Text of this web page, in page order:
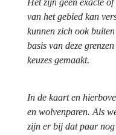
van het gebied kan
kunnen zich ook
basis van deze
keuzes gemaakt.
In de kaart en
en wolvenparen. Als
zijn er bij dat paar nog